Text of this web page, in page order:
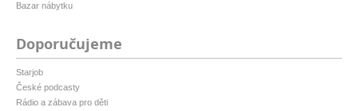
Bazar nábytku
Doporučujeme
Starjob
České podcasty
Rádio a zábava pro děti